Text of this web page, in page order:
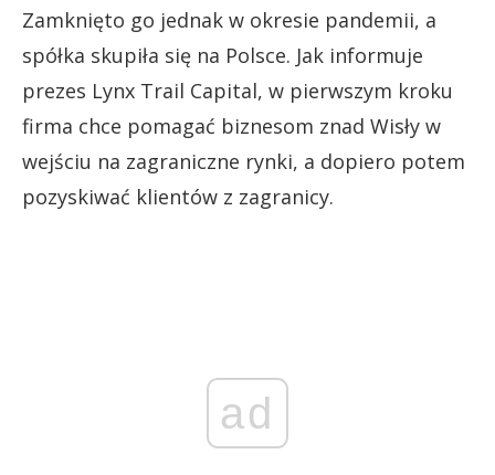
Zamknięto go jednak w okresie pandemii, a
spółka skupiła się na Polsce. Jak informuje
prezes Lynx Trail Capital, w pierwszym kroku
firma chce pomagać biznesom znad Wisły w
wejściu na zagraniczne rynki, a dopiero potem
pozyskiwać klientów z zagranicy.
ad